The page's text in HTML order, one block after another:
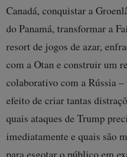
Canadá, conquistar a
do Panamá, transformar a
resort de jogos de azar,
com a Otan e construir um
colaborativo com a Rússia
efeito de criar tantas
quais ataques de Trump
imediatamente e quais são
para esgotar o público em